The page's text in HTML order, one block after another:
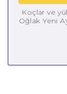
Koçlar ve
Oğlak Yeni